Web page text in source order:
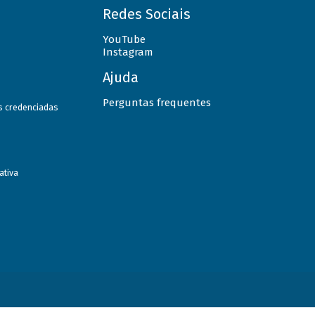
credenciadas
Redes Sociais
YouTube
Instagram
Ajuda
Perguntas frequentes